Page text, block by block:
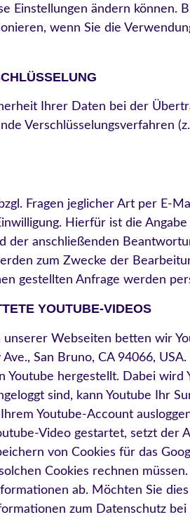
Einstellungen ändern können.
wenn Sie die
Ihrer Daten bei der
Verschlüsselungsverfahren
Fragen jeglicher Art per E-
Hierfür ist die
der anschließenden
zum Zwecke der
gestellten Anfrage werden
YOUTUBE-VIDEOS
Webseiten betten wir
San Bruno, CA 94066,
Youtube hergestellt. Dabei wird
sind, kann Youtube Ihr
Youtube-Account
Video gestartet, setzt der
von Cookies für das
Cookies rechnen
ab. Möchten Sie
zum Datenschutz bei